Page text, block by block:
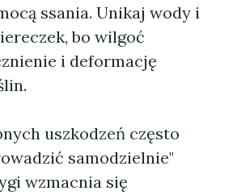
ssania. Unikaj wody i
bo wilgoć
i deformację
uszkodzeń często
samodzielnie"
wzmacnia się